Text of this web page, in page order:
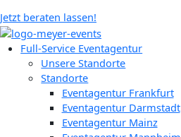
Jetzt beraten lassen!
Full-Service Eventagentur
Unsere Standorte
Standorte
Eventagentur Frankfurt
Eventagentur Darmstadt
Eventagentur Mainz